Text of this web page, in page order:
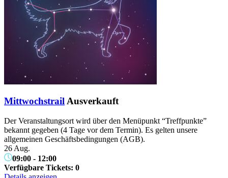
MittwochstrailAusverkauft
Der Veranstaltungsort wird über den Menüpunkt “Treffpunkte”
bekannt gegeben (4 Tage vor dem Termin). Es gelten unsere
allgemeinen Geschäftsbedingungen (AGB).
26 Aug.
09:00 - 12:00
Verfügbare Tickets: 0